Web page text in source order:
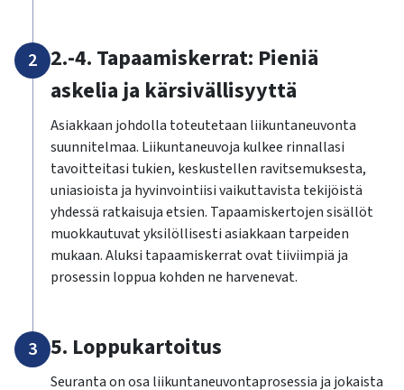
2 2.-4. Tapaamiskerrat: Pieniä
askelia ja kärsivällisyyttä
Asiakkaan johdolla toteutetaan liikuntaneuvonta
suunnitelmaa. Liikuntaneuvoja kulkee rinnallasi
tavoitteitasi tukien, keskustellen ravitsemuksesta,
uniasioista ja hyvinvointiisi vaikuttavista tekijöistä
yhdessä ratkaisuja etsien. Tapaamiskertojen sisällöt
muokkautuvat yksilöllisesti asiakkaan tarpeiden
mukaan. Aluksi tapaamiskerrat ovat tiiviimpiä ja
prosessin loppua kohden ne harvenevat.
3 5. Loppukartoitus
Seuranta on osa liikuntaneuvontaprosessia ja jokaista